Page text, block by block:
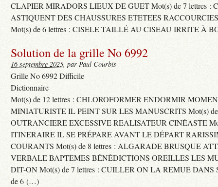
CLAPIER MIRADORS LIEUX DE GUET Mot(s) de 7 lettres :
ASTIQUENT DES CHAUSSURES ETETEES
Mot(s) de 6 lettres : CISELE TAILLÉ AU CISEAU IRRITE À
Solution de la grille No 6992
16 septembre 2025, par Paul Courbis
Grille No 6992 Difficile
Dictionnaire
Mot(s) de 12 lettres : CHLOROFORMER ENDORMIR
MINIATURISTE IL PEINT SUR LES MANUSCRITS Mot(s) de
OUTRANCIERE EXCESSIVE REALISATEUR CINÉASTE
ITINERAIRE IL SE PRÉPARE AVANT LE DÉPART
COURANTS Mot(s) de 8 lettres : ALGARADE BRUSQUE
VERBALE BAPTEMES BÉNÉDICTIONS OREILLES LES
DIT-ON Mot(s) de 7 lettres : CUILLER ON LA REMUE DANS
de 6 (…)